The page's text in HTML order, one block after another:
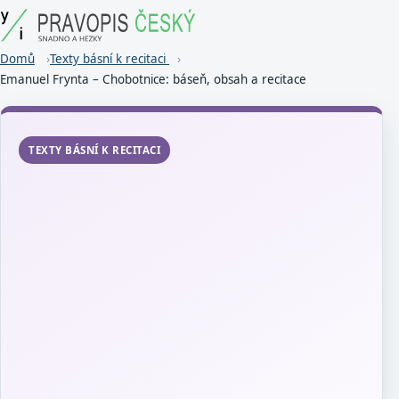
Domů
Texty básní k recitaci
Emanuel Frynta – Chobotnice: báseň, obsah a recitace
TEXTY BÁSNÍ K RECITACI